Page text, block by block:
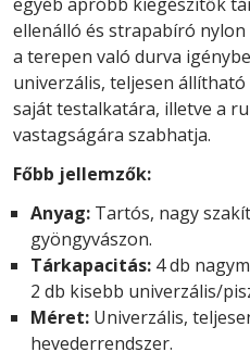
ellenálló és strapabíró
a terepen való durva
univerzális, teljesen
saját testalkatára, illetve a
vastagságára szabhatja.
Főbb jellemzők:
Anyag: Tartós, nagy
gyöngyvászon.
Tárkapacitás: 4 db
2 db kisebb univerzális/
Méret: Univerzális,
hevederrendszer.